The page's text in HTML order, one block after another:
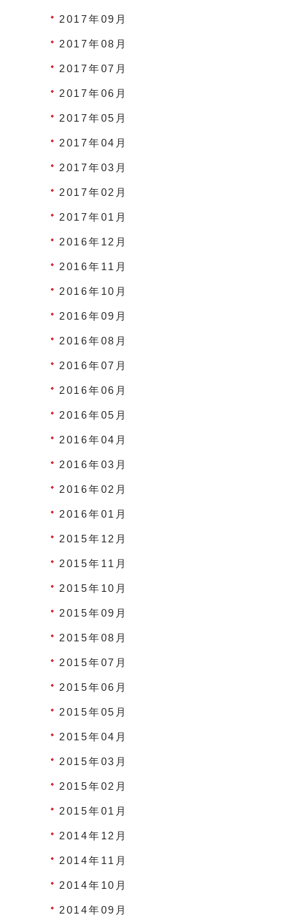
2017年09月
2017年08月
2017年07月
2017年06月
2017年05月
2017年04月
2017年03月
2017年02月
2017年01月
2016年12月
2016年11月
2016年10月
2016年09月
2016年08月
2016年07月
2016年06月
2016年05月
2016年04月
2016年03月
2016年02月
2016年01月
2015年12月
2015年11月
2015年10月
2015年09月
2015年08月
2015年07月
2015年06月
2015年05月
2015年04月
2015年03月
2015年02月
2015年01月
2014年12月
2014年11月
2014年10月
2014年09月